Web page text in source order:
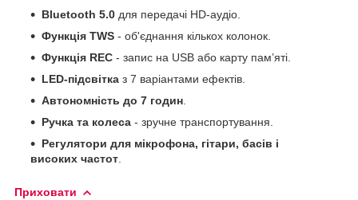
Bluetooth 5.0 для передачі HD-аудіо.
Функція TWS - об'єднання кількох колонок.
Функція REC - запис на USB або карту пам’яті.
LED-підсвітка з 7 варіантами ефектів.
Автономність до 7 годин
Ручка та колеса - зручне транспортування.
Регулятори для мікрофона, гітари, басів і
високих частот
Приховати